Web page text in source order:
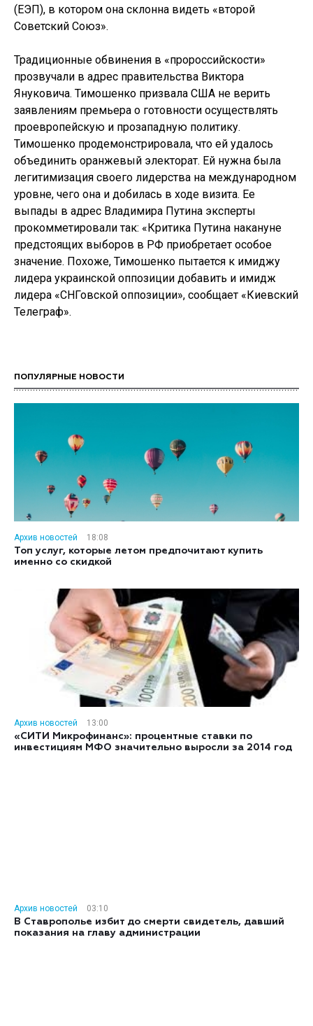
(ЕЭП), в котором она склонна видеть «второй
Советский Союз».
Традиционные обвинения в «пророссийскости»
прозвучали в адрес правительства Виктора
Януковича. Тимошенко призвала США не верить
заявлениям премьера о готовности осуществлять
проевропейскую и прозападную политику.
Тимошенко продемонстрировала, что ей удалось
объединить оранжевый электорат. Ей нужна была
легитимизация своего лидерства на международном
уровне, чего она и добилась в ходе визита. Ее
выпады в адрес Владимира Путина эксперты
прокомметировали так: «Критика Путина накануне
предстоящих выборов в РФ приобретает особое
значение. Похоже, Тимошенко пытается к имиджу
лидера украинской оппозиции добавить и имидж
лидера «СНГовской оппозиции», сообщает «Киевский
Телеграф».
ПОПУЛЯРНЫЕ НОВОСТИ
Архив новостей
18:08
Топ услуг, которые летом предпочитают купить
именно со скидкой
Архив новостей
13:00
«СИТИ Микрофинанс»: процентные ставки по
инвестициям МФО значительно выросли за 2014 год
Архив новостей
03:10
В Ставрополье избит до смерти свидетель, давший
показания на главу администрации